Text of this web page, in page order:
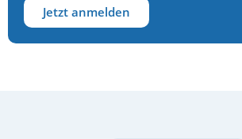
Jetzt anmelden